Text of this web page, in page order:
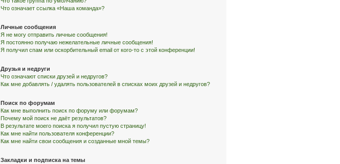
Что означает ссылка «Наша команда»?
Личные сообщения
Я не могу отправить личные сообщения!
Я постоянно получаю нежелательные личные сообщения!
Я получил спам или оскорбительный email от кого-то с этой конференции!
Друзья и недруги
Что означают списки друзей и недругов?
Как мне добавлять / удалять пользователей в списках моих друзей и недругов?
Поиск по форумам
Как мне выполнить поиск по форуму или форумам?
Почему мой поиск не даёт результатов?
В результате моего поиска я получил пустую страницу!
Как мне найти пользователя конференции?
Как мне найти свои сообщения и созданные мной темы?
Закладки и подписка на темы